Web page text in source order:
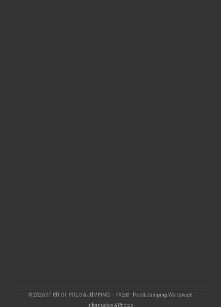
© 2026 SPIRIT OF POLO & JUMPING – PRESS | Polo & Jumping Worldwide
Information & Photos